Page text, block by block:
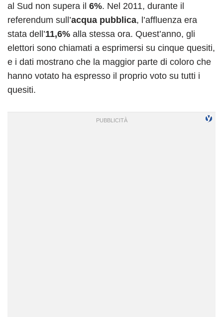
al Sud non supera il 6%. Nel 2011, durante il
referendum sull’acqua pubblica, l’affluenza era
stata dell’11,6% alla stessa ora. Quest’anno, gli
elettori sono chiamati a esprimersi su cinque quesiti,
e i dati mostrano che la maggior parte di coloro che
hanno votato ha espresso il proprio voto su tutti i
quesiti.